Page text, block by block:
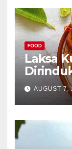
FOOD
Laksa
AUGUST